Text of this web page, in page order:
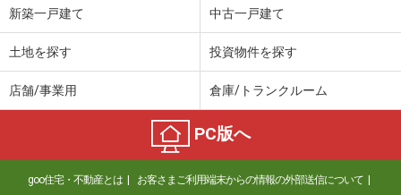
新築一戸建て 中古一戸建て
土地を探す 投資物件を探す
店舗/事業用 倉庫/トランクルーム
PC版へ
goo住宅・不動産とは お客さまご利用端末からの情報の外部送信について